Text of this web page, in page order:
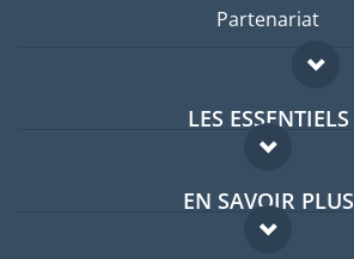
Partenariat
LES ESSENTIELS
Forum expatriés
Guides pays
EN SAVOIR PLUS
FAQ